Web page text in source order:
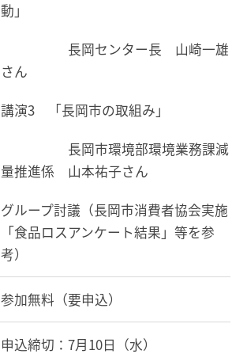
動」
長岡センター長 山崎一雄
さん
講演3 「長岡市の取組み」
長岡市環境部環境業務課減
量推進係 山本祐子さん
グループ討議（長岡市消費者協会実施
「食品ロスアンケート結果」等を参
考）
参加無料（要申込）
申込締切：7月10日（水）